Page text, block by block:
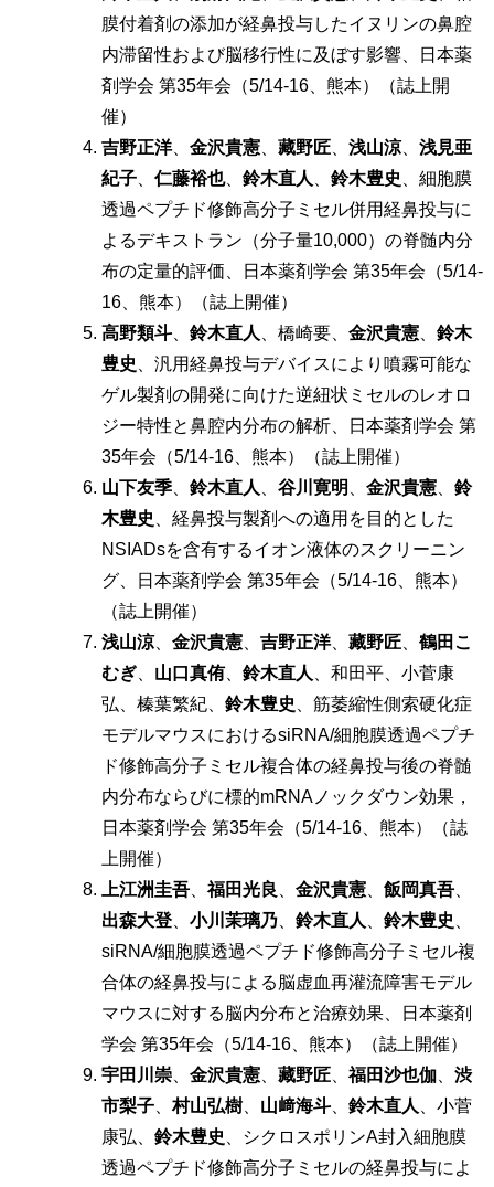
膜付着剤の添加が経鼻投与したイヌリンの鼻腔
内滞留性および脳移行性に及ぼす影響、日本薬
剤学会 第35年会（5/14-16、熊本）（誌上開
催）
吉野正洋、 金沢貴憲、 藏野匠、 浅山涼、 浅見亜
紀子、 仁藤裕也、 鈴木直人 鈴木豊史 、細胞膜
透過ペプチド修飾高分子ミセル併用経鼻投与に
よるデキストラン（分子量10,000）の脊髄内分
布の定量的評価、日本薬剤学会 第35年会（5/14-
16、熊本）（誌上開催）
高野類斗、 鈴木直人 、橋崎要、 金沢貴憲、 鈴木
豊史 、汎用経鼻投与デバイスにより噴霧可能な
ゲル製剤の開発に向けた逆紐状ミセルのレオロ
ジー特性と鼻腔内分布の解析、日本薬剤学会 第
35年会（5/14-16、熊本）（誌上開催）
山下友季、 鈴木直人 谷川寛明 金沢貴憲、 鈴
木豊史 、経鼻投与製剤への適用を目的とした
NSIADsを含有するイオン液体のスクリーニン
グ、日本薬剤学会 第35年会（5/14-16、熊本）
（誌上開催）
浅山涼、 金沢貴憲、 吉野正洋、 藏野匠、 鶴田こ
むぎ、 山口真侑、 鈴木直人 、和田平、小菅康
弘、榛葉繁紀、 鈴木豊史 、筋萎縮性側索硬化症
モデルマウスにおけるsiRNA/細胞膜透過ペプチ
ド修飾高分子ミセル複合体の経鼻投与後の脊髄
内分布ならびに標的mRNAノックダウン効果，
日本薬剤学会 第35年会（5/14-16、熊本）（誌
上開催）
上江洲圭吾、福田光良 金沢貴憲、 飯岡真吾、
出森大登、 小川茉璃乃、 鈴木直人 鈴木豊史
siRNA/細胞膜透過ペプチド修飾高分子ミセル複
合体の経鼻投与による脳虚血再灌流障害モデル
マウスに対する脳内分布と治療効果、日本薬剤
学会 第35年会（5/14-16、熊本）（誌上開催）
宇田川崇、 金沢貴憲、 藏野匠、福田沙也伽、 渋
市梨子、村山弘樹、 山﨑海斗、 鈴木直人 、小菅
康弘、 鈴木豊史 、シクロスポリンA封入細胞膜
透過ペプチド修飾高分子ミセルの経鼻投与によ